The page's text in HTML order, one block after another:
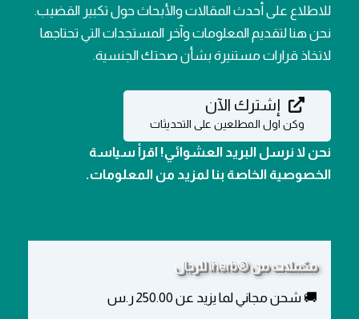
للاطلاع على أحدث المقالات والأبحاث حول تكبير القضيب.
نحن هنا لتقديم المعلومات وآخر المستجدات التي تحتاجها
لاتخاذ قرارات مستنيرة بشأن صحتك الجنسية.
إشترك الآن
وكن اول المطلعين على التحديثات
نحن لا نرسل البريد العشوائي! اقرأ سياسة
الخصوصية الخاصة بنا لمزيد من المعلومات.
مكملات من ®iherb للرجال
🚚 شحن مجاني لما يزيد عن 250.00 ر.س